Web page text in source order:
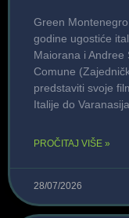
Green
godine ugostiće
Maiorana i Andree
Comune
predstaviti svoje
Italije do
PROČITAJ VIŠE »
28/07/2026